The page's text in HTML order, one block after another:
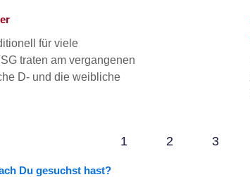
für viele
traten am vergangenen
D- und die weibliche
1 2 3
Du gesuchst hast?